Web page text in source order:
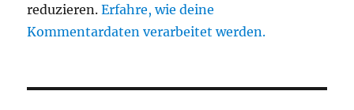
reduzieren.Erfahre, wie deine
Kommentardaten verarbeitet werden.